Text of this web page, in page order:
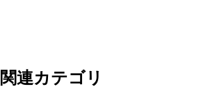
関連カテゴリ